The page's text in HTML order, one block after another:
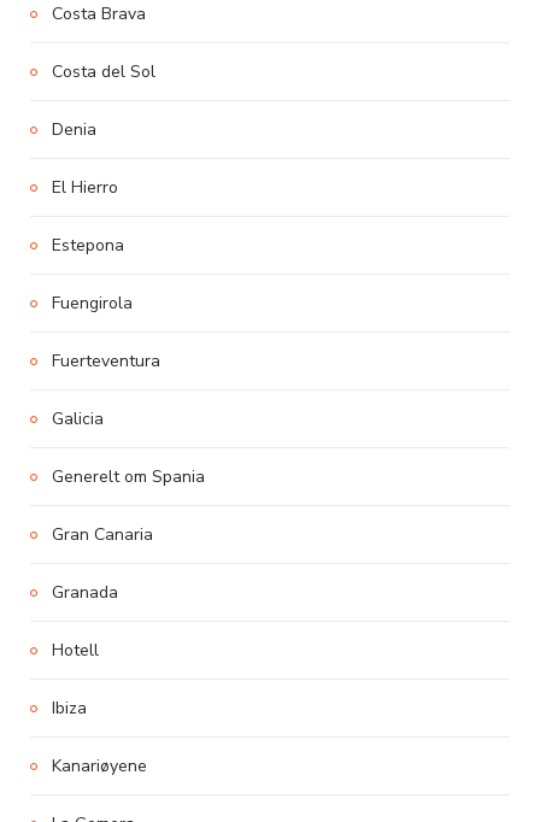
Costa Brava
Costa del Sol
Denia
El Hierro
Estepona
Fuengirola
Fuerteventura
Galicia
Generelt om Spania
Gran Canaria
Granada
Hotell
Ibiza
Kanariøyene